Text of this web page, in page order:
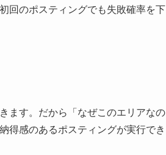
回のポスティングでも失敗確率を下
ます。だから「なぜこのエリアなの
得感のあるポスティングが実行でき